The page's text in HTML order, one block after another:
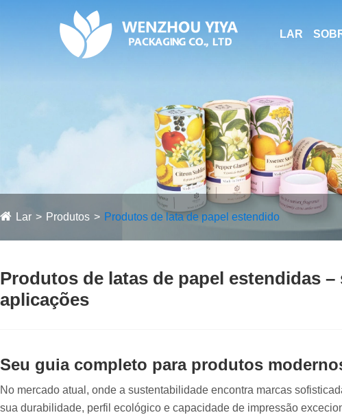
LAR
Lar Produtos Produtos de lata de papel estendido
Produtos de latas de papel estendidas
aplicações
Seu guia completo para produtos
No mercado atual, onde a sustentabilidade encontra marcas
sua durabilidade, perfil ecológico e capacidade de impressão